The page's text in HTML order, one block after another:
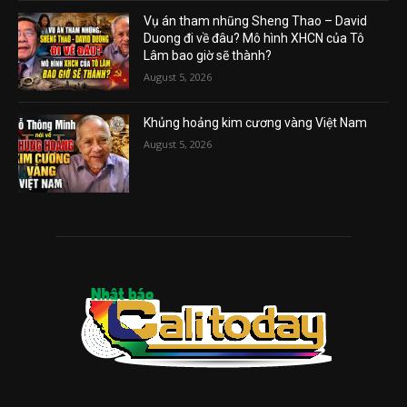
Vụ án tham nhũng Sheng Thao – David
Duong đi về đâu? Mô hình XHCN của Tô
Lâm bao giờ sẽ thành?
August 5, 2026
Khủng hoảng kim cương vàng Việt Nam
August 5, 2026